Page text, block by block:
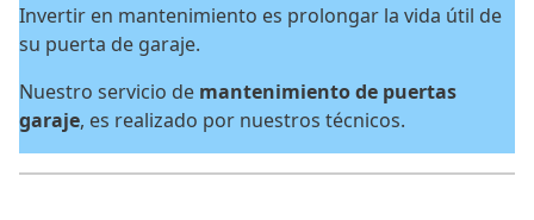
Invertir en mantenimiento es prolongar la vida útil de
su puerta de garaje.
Nuestro servicio de mantenimiento de puertas
garaje, es realizado por nuestros técnicos.